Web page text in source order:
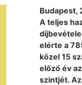
Budapest,
A teljes
elérte a
közel 15
előző év
szintjét.